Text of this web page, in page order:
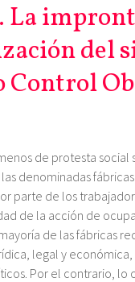
La
del
Control
de protesta
denominadas
parte de los
de la acción de
de las fábricas
legal y
Por el contrario, lo